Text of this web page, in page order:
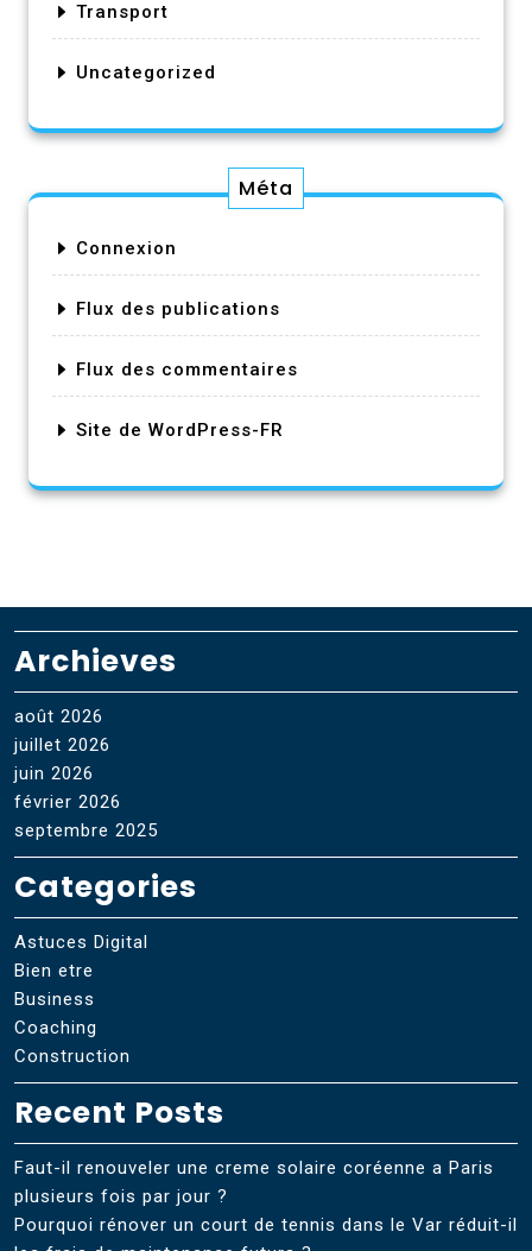
Transport
Uncategorized
Méta
Connexion
Flux des publications
Flux des commentaires
Site de WordPress-FR
Archieves
août 2026
juillet 2026
juin 2026
février 2026
septembre 2025
Categories
Astuces Digital
Bien etre
Business
Coaching
Construction
Recent Posts
Faut-il renouveler une creme solaire coréenne a Paris
plusieurs fois par jour ?
Pourquoi rénover un court de tennis dans le Var réduit-il